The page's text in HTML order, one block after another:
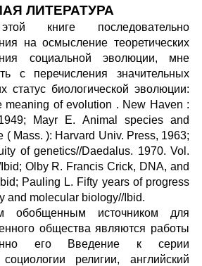
ЛИТЕРАТУРА
книге последовательно
на осмысление теоретических
социальной эволюции, мне
с перечисления значительных
статус биологической эволюции:
meaning of evolution . New Haven :
Mayr E. Animal species and
( Mass. ): Harvard Univ. Press, 1963;
of genetics//Daedalus. 1970. Vol.
Olby R. Francis Crick, DNA, and
Pauling L. Fifty years of progress
and molecular biology//Ibid.
обобщенным источником для
общества являются работы
его Введение к серии
религии, английский